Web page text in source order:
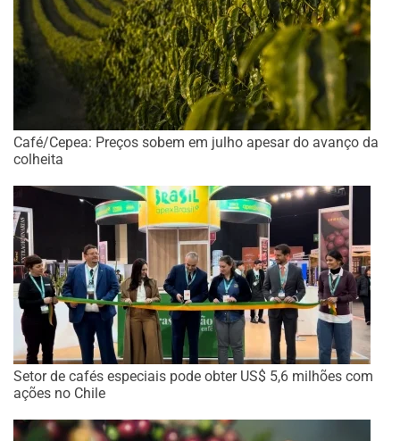
Café/Cepea: Preços sobem em julho apesar do avanço da
colheita
Setor de cafés especiais pode obter US$ 5,6 milhões com
ações no Chile